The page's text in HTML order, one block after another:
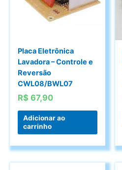
Placa Eletrônica
Lavadora – Controle e
Reversão
CWL08/BWL07
R$ 67,90
Adicionar ao
carrinho